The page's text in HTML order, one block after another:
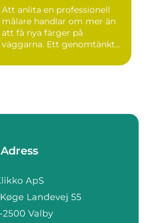
Att anlita en professionell
målare handlar om mer än
att få nya färger på
väggarna. Ett genomtänkt
Adress